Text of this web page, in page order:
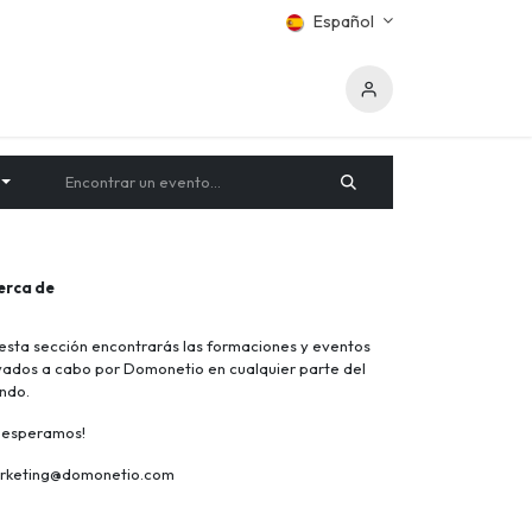
Español
de
sección encontrarás las formaciones y eventos
a cabo por Domonetio en cualquier parte del
esperamos!